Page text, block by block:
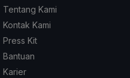
Tentang Kami
Kontak Kami
Press Kit
Bantuan
Karier